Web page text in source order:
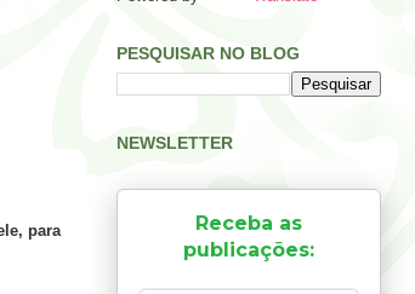
para
PESQUISAR NO BLOG
NEWSLETTER
Receba as
publicações: